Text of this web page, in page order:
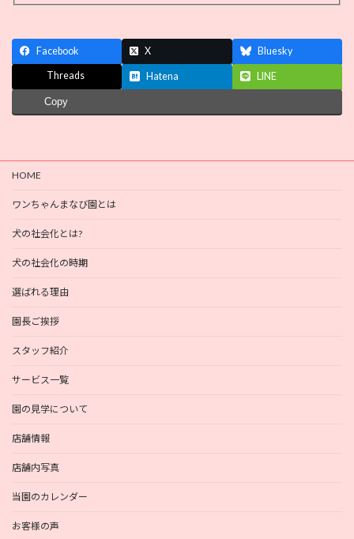
Facebook X Bluesky
Threads Hatena LINE
Copy
HOME
ワンちゃんまなび園とは
犬の社会化とは?
犬の社会化の時期
選ばれる理由
園長ご挨拶
スタッフ紹介
サービス一覧
園の見学について
店舗情報
店舗内写真
当園のカレンダー
お客様の声